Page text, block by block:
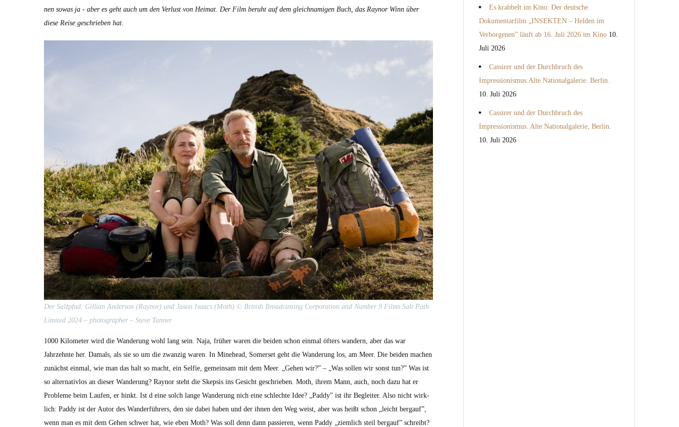
Elliott
Juli
nen sowas ja - aber es geht auch um den Ver­lust von Heimat. Der Film beruht auf dem gle­ich­nami­gen Buch, das Raynor Winn über
diese Reise geschrieben hat.
Der Salzp­fad. Gillian Ander­son (Raynor) und Jason Isaacs (Moth) © British Broad­cast­ing Cor­po­ra­tion and Num­ber 9 Films Salt Path
Lim­it­ed 2024 – pho­tog­ra­ph­er – Steve Tan­ner
1000 Kilo­me­ter wird die Wan­derung wohl lang sein. Naja, früher waren die bei­den schon ein­mal öfters wan­dern, aber das war
Jahrzehnte her. Damals, als sie so um die zwanzig waren. In Mine­head, Som­er­set geht die Wan­derung los, am Meer. Die bei­den machen
zunächst ein­mal, wie man das halt so macht, ein Self­ie, gemein­sam mit dem Meer. „Gehen wir?” – „Was sollen wir son­st tun?” Was ist
so alter­na­tiv­los an dieser Wan­derung? Raynor ste­ht die Skep­sis ins Gesicht geschrieben. Moth, ihrem Mann, auch, noch dazu hat er
Prob­leme beim Laufen, er hinkt. Ist d eine solch lange Wan­derung nich eine schlechte Idee? „Pad­dy” ist ihr Begleit­er. Also nicht wirk­
lich: Pad­dy ist der Autor des Wan­der­führers, den sie dabei haben und der ihnen den Weg weist, aber was heißt schon „leicht bergauf”,
wenn man es mit dem Gehen schw­er hat, wie eben Moth? Was soll denn dann passieren, wenn Pad­dy „ziem­lich steil bergauf” schreibt?
Es krabbelt im Kino: Der deutsche
Dokumentarfilm „INSEKTEN – Helden im
Verborgenen” läuft ab 16. Juli 2026 im Kino 10.
Juli 2026
Cassirer und der Durchbruch des
Impressionismus.Alte Nationalgalerie. Berlin.
10. Juli 2026
Cassirer und der Durchbruch des
Impressionismus. Alte Nationalgalerie, Berlin.
10. Juli 2026